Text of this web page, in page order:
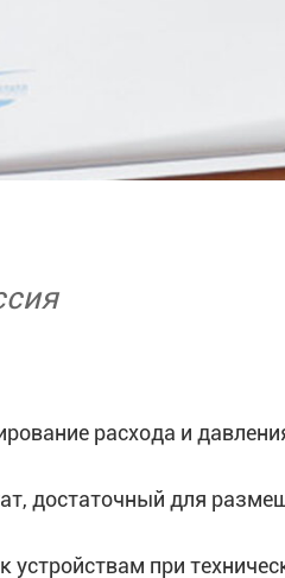
расхода и
достаточный для
устройствам при